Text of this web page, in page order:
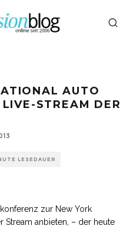
AUTO
STREAM DER
LESEDAUER
zur New York
Stream anbieten, – der heute